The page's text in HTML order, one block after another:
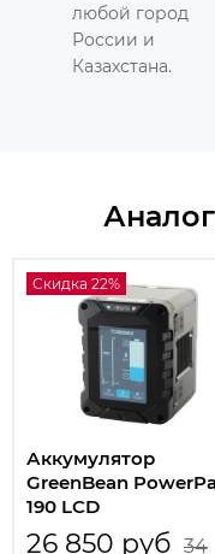
любой город
России и
Казахстана.
Скидка 22%
Аккумулятор
GreenBean
190 LCD
26 850 руб 34